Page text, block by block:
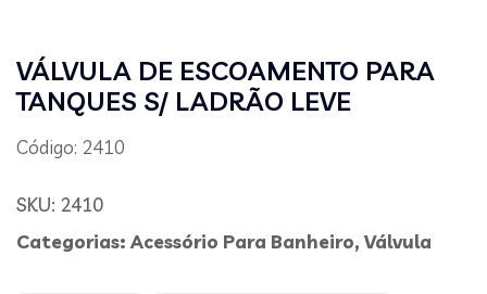
VÁLVULA DE ESCOAMENTO PARA
TANQUES S/ LADRÃO LEVE
Código: 2410
SKU: 2410
Categorias: Acessório Para Banheiro, Válvula